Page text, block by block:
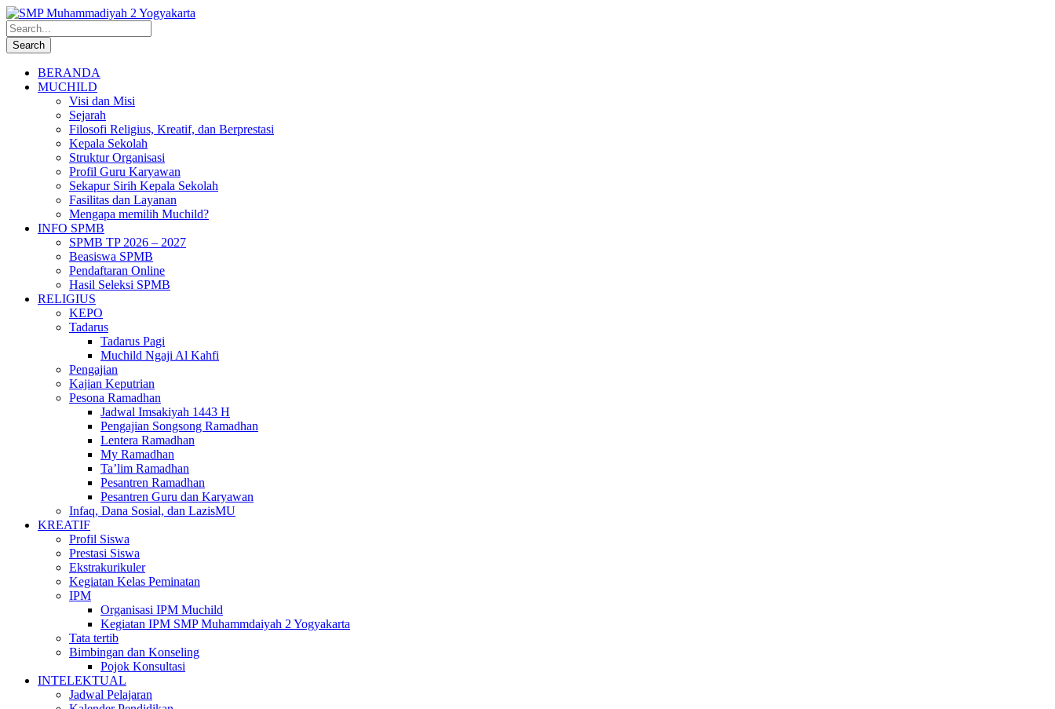
BERANDA
MUCHILD
Visi dan Misi
Sejarah
Filosofi Religius, Kreatif, dan Berprestasi
Kepala Sekolah
Struktur Organisasi
Profil Guru Karyawan
Sekapur Sirih Kepala Sekolah
Fasilitas dan Layanan
Mengapa memilih Muchild?
INFO SPMB
SPMB TP 2026 – 2027
Beasiswa SPMB
Pendaftaran Online
Hasil Seleksi SPMB
RELIGIUS
KEPO
Tadarus
Tadarus Pagi
Muchild Ngaji Al Kahfi
Pengajian
Kajian Keputrian
Pesona Ramadhan
Jadwal Imsakiyah 1443 H
Pengajian Songsong Ramadhan
Lentera Ramadhan
My Ramadhan
Ta’lim Ramadhan
Pesantren Ramadhan
Pesantren Guru dan Karyawan
Infaq, Dana Sosial, dan LazisMU
KREATIF
Profil Siswa
Prestasi Siswa
Ekstrakurikuler
Kegiatan Kelas Peminatan
IPM
Organisasi IPM Muchild
Kegiatan IPM SMP Muhammdaiyah 2 Yogyakarta
Tata tertib
Bimbingan dan Konseling
Pojok Konsultasi
INTELEKTUAL
Jadwal Pelajaran